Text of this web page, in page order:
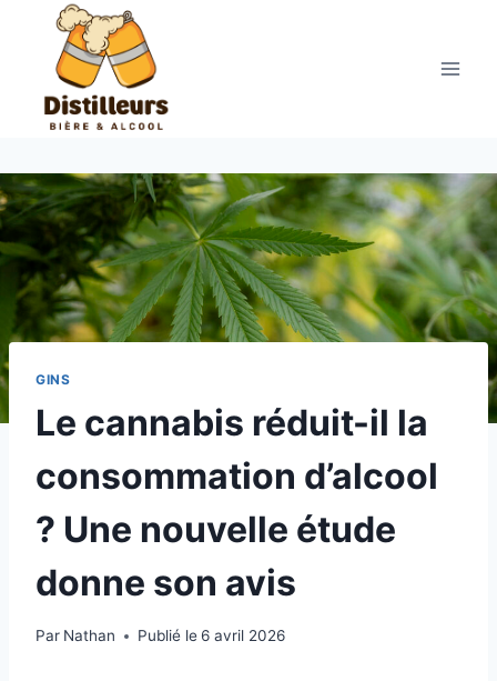
contenu
GINS
Le cannabis réduit-il la
consommation d’alcool
? Une nouvelle étude
donne son avis
Par Nathan Publié le 6 avril 2026